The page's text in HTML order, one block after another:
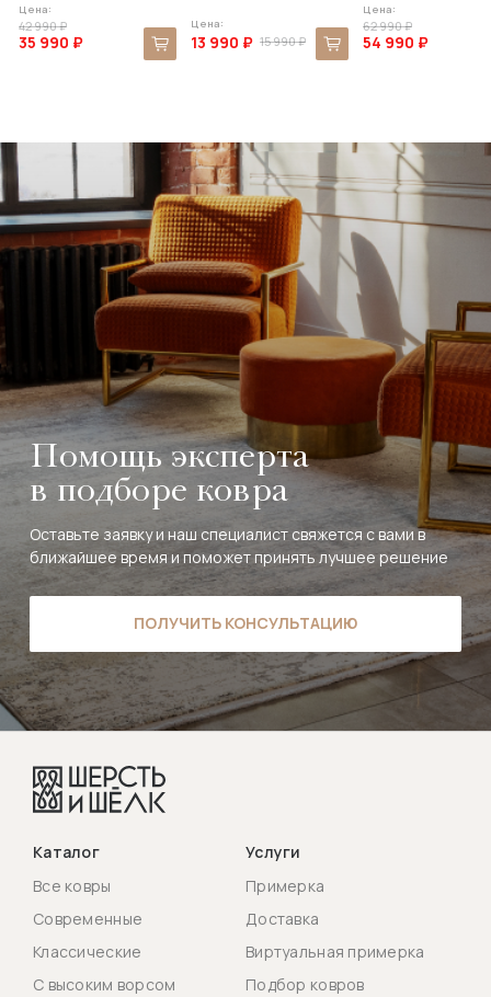
Цена:
42 990 ₽
35 990 ₽
Цена:
15 990 ₽
13 990 ₽
Цена:
62 990 ₽
54 990 ₽
Помощь эксперта
в подборе ковра
Оставьте заявку и наш специалист свяжется с вами в
ближайшее время и поможет принять лучшее решение
ПОЛУЧИТЬ КОНСУЛЬТАЦИЮ
Каталог
Все ковры
Современные
Классические
С высоким ворсом
Услуги
Примерка
Доставка
Виртуальная примерка
Подбор ковров